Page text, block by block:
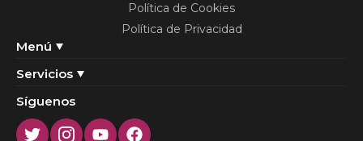
Menú
Servicios
Política de Cookies
Política de Privacidad
Síguenos
TwitterInstagram
YoutubeFacebook